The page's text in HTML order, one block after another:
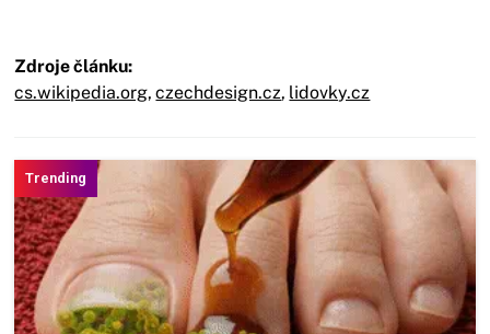
Zdroje článku:
cs.wikipedia.org, czechdesign.cz, lidovky.cz